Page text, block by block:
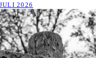
2026